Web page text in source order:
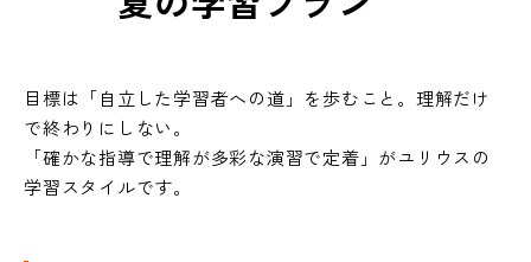
目標は「自立した学習者への道」を歩むこと。理解だけ
で終わりにしない。
「確かな指導で理解が多彩な演習で定着」がユリウスの
学習スタイルです。